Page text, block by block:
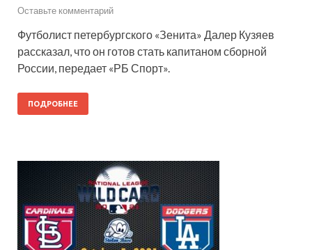
Оставьте комментарий
Футболист петербургского «Зенита» Далер Кузяев
рассказал, что он готов стать капитаном сборной
России, передает «РБ Спорт».
ПОДРОБНЕЕ